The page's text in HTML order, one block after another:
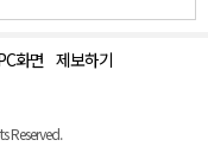
화면 제보하기
Reserved.